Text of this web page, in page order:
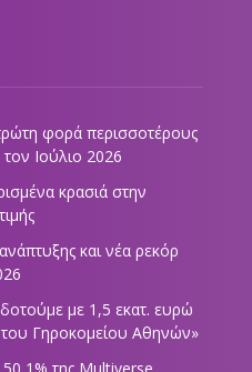
φορά περισσοτέρους
Ιούλιο 2026
κρασιά στην
και νέα ρεκόρ
με 1,5 εκατ. ευρώ
του Γηροκομείου Αθηνών»
της Multiverse